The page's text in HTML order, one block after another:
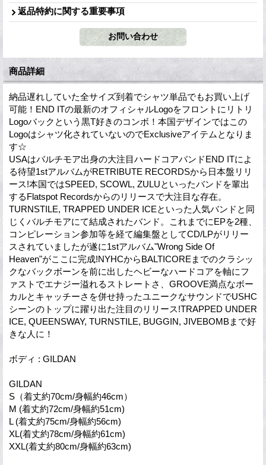
返品特約に関する重要事項
商品詳細
納品遅れしていた全サイズ到着でシャツ単品でもお買い上げ
可能！END ITの最新のオフィシャルLogoをフロントにリトリ
Logoバックという黒T好きのコンボ！本国デザインではこの
Logoはシャツ化されていないのでExclusiveアイテムとなりま
す☆
USAはバルチモア出身の大注目ハードコアバンドEND ITによ
る待望1stアルバムがRETRIBUTE RECORDSから日本盤リリ
ース!本国ではSPEED, SCOWL, ZULUといったバンドを輩出
するFlatspot Recordsからのリリースで大注目な存在。
TURNSTILE, TRAPPED UNDER ICEといった人気バンドと同
じくバルチモアにて結成されたバンド。これまでにEPを2種、
コンピレーション参加等を経て編集盤としてCD/LPがリリー
スされていましたが遂に1stアルバム"Wrong Side Of
Heaven"がここに完成!NYHCからBALTICOREまでのクラシッ
クなバックボーンを前に出したヘビーなハードコアを軸にフ
ァストでエナジー溢れるストレートさ、GROOVE満点なボー
カルとキャッチーさを併せ持ったユニークなサウンドでUSHC
シーンのトップに躍り出た注目のリリース!TRAPPED UNDER
ICE, QUEENSWAY, TURNSTILE, BUGGIN, JIVEBOMBまで好
きな人に！
ボディ : GILDAN
GILDAN
S（着丈約70cm/身幅約46cm）
M (着丈約72cm/身幅約51cm)
L (着丈約75cm/身幅約56cm)
XL(着丈約78cm/身幅約61cm)
XXL(着丈約80cm/身幅約63cm)